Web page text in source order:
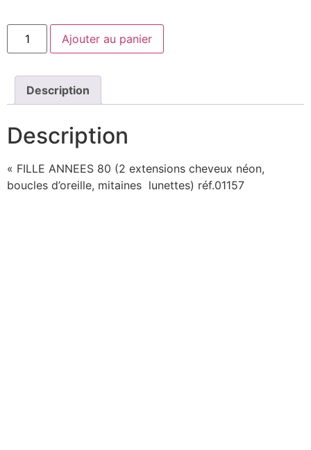
Ajouter au panier
Description
Description
« FILLE ANNEES 80 (2 extensions cheveux néon,
boucles d’oreille, mitaines lunettes) réf.01157